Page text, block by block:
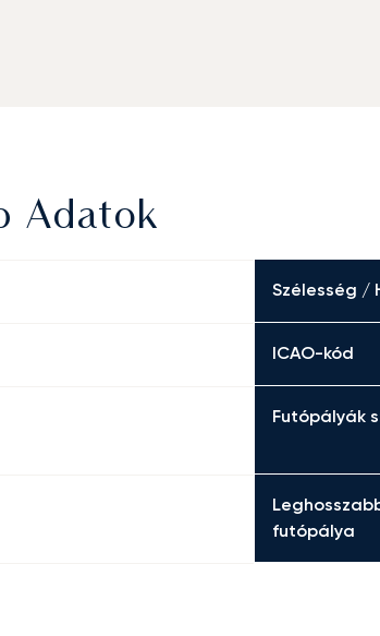
Adatok
Szélesség /
ICAO-kód
Futópályák
futópálya